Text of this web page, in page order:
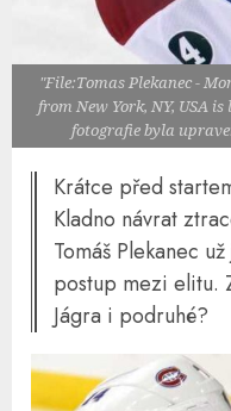
"File:Tomas Plekanec -
from New York, NY, USA is
fotografie byla
Krátce před
Kladno návrat
Tomáš Plekanec
postup mezi elitu.
Jágra i podruhé?